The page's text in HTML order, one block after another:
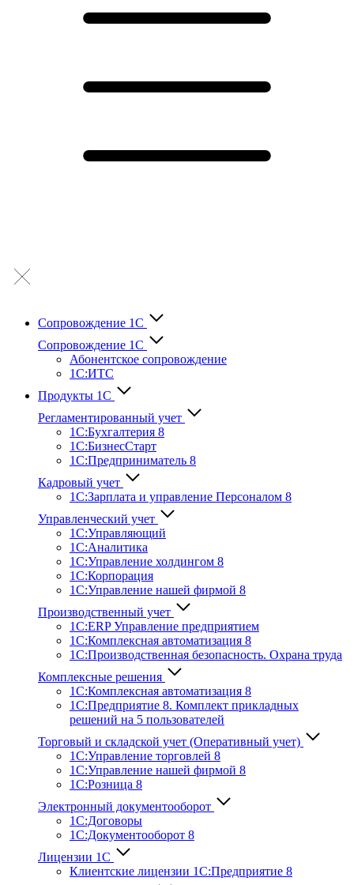
Сопровождение 1С
Сопровождение 1С
Абонентское сопровождение
1С:ИТС
Продукты 1С
Регламентированный учет
1C:Бухгалтерия 8
1С:БизнесСтарт
1C:Предприниматель 8
Кадровый учет
1С:Зарплата и управление Персона­лом 8
Управленческий учет
1С:Управляющий
1С:Аналитика
1С:Управление холдингом 8
1С:Корпорация
1С:Управление нашей фирмой 8
Производственный учет
1С:ERP Управление предприятием
1С:Комплексная автоматизация 8
1С:Производственная безопасность. Охрана труда
Комплексные решения
1С:Комплексная автоматизация 8
1С:Предприятие 8. Комплект прикладных
решений на 5 пользователей
Торговый и складской учет (Оперативный учет)
1С:Управление торговлей 8
1С:Управление нашей фирмой 8
1С:Розница 8
Электронный документооборот
1С:Договоры
1С:Документооборот 8
Лицензии 1С
Клиентские лицензии 1С:Предприятие 8